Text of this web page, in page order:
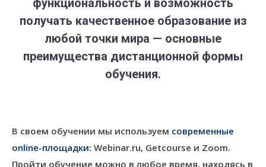
функциональность и возможность
получать качественное образование из
любой точки мира — основные
преимущества дистанционной формы
обучения.
В своем обучении мы используем современные
online-площадки: Webinar.ru, Getcourse и Zoom.
Пройти обучение можно в любое время, находясь в